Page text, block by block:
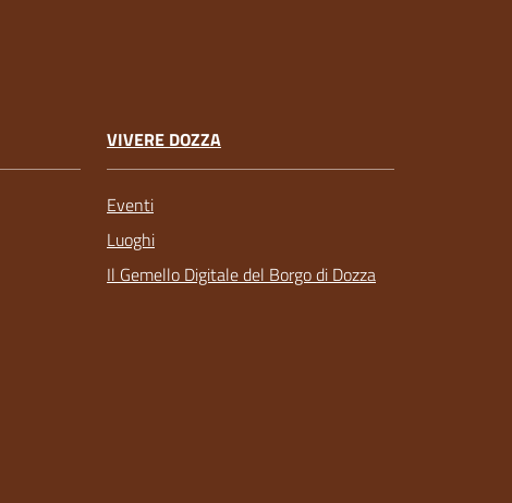
VIVERE DOZZA
Eventi
Luoghi
Il Gemello Digitale del Borgo di Dozza